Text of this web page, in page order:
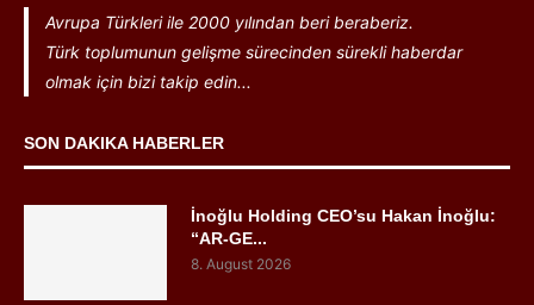
Avrupa Türkleri ile 2000 yılından beri beraberiz.
Türk toplumunun gelişme sürecinden sürekli haberdar
olmak için bizi takip edin...
SON DAKIKA HABERLER
İnoğlu Holding CEO’su Hakan İnoğlu:
“AR-GE...
8. August 2026